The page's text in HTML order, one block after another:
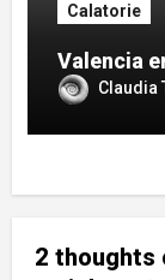
Calatorie
Valencia
Claudia
2 thoughts